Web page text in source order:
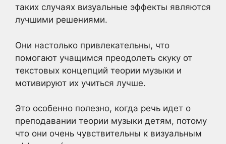
таких случаях визуальные эффекты являются
лучшими решениями.
Они настолько привлекательны, что
помогают учащимся преодолеть скуку от
текстовых концепций теории музыки и
мотивируют их учиться лучше.
Это особенно полезно, когда речь идет о
преподавании теории музыки детям, потому
что они очень чувствительны к визуальным